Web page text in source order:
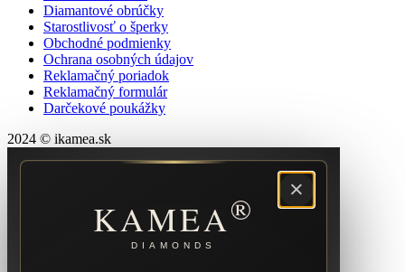
Diamantové obrúčky
Starostlivosť o šperky
Obchodné podmienky
Ochrana osobných údajov
Reklamačný poriadok
Reklamačný formulár
Darčekové poukážky
2024 © ikamea.sk
×
KAMEA®
DIAMONDS